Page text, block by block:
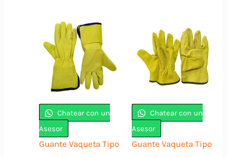
múltiples
variantes.
Las
opciones
pueden
en
Chatear con un
Asesor
Guante Vaqueta Tipo
Chatear con un
Asesor
Guante Vaqueta Tipo